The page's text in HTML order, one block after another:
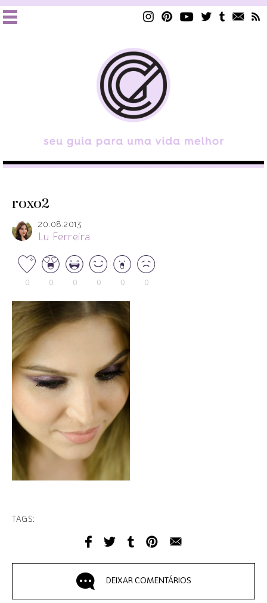
roxo2
20.08.2013
Lu Ferreira
0 0 0 0 0 0
TAGS:
DEIXAR COMENTÁRIOS